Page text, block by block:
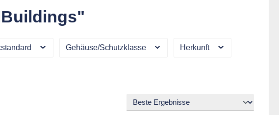
Gehäuse/Schutzklasse Herkunft